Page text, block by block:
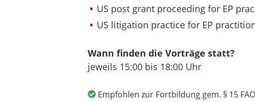
US post grant proceeding for EP
US litigation practice for EP
Wann finden die Vorträge statt?
jeweils 15:00 bis 18:00 Uhr
Empfohlen zur Fortbildung gem. § 15 FAO